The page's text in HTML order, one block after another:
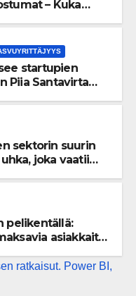
– Kuka
startupien
Piia Santavirta
sektorin suurin
joka vaatii
pelikentällä:
asiakkaita